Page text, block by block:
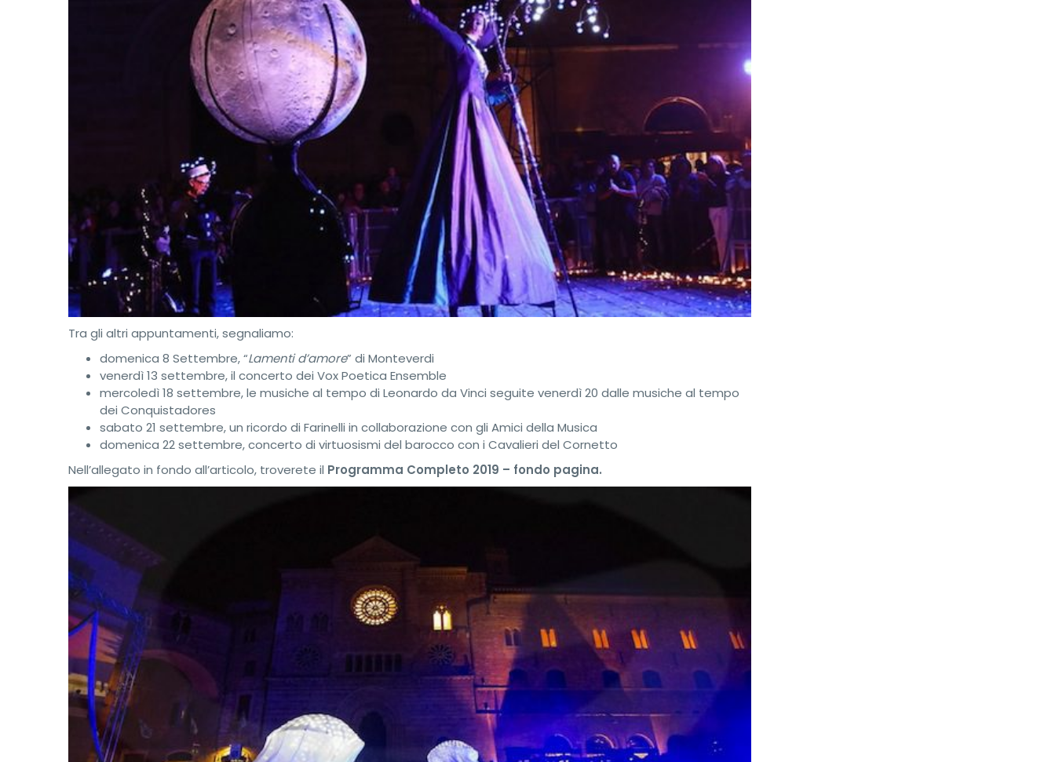
Tra gli altri appuntamenti, segnaliamo:
domenica 8 Settembre, “Lamenti d’amore” di Monteverdi
venerdì 13 settembre, il concerto dei Vox Poetica Ensemble
mercoledì 18 settembre, le musiche al tempo di Leonardo da Vinci seguite venerdì 20 dalle musiche al tempo
dei Conquistadores
sabato 21 settembre, un ricordo di Farinelli in collaborazione con gli Amici della Musica
domenica 22 settembre, concerto di virtuosismi del barocco con i Cavalieri del Cornetto
Nell’allegato in fondo all’articolo, troverete il Programma Completo 2019 – fondo pagina.